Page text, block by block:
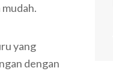
yang
dengan